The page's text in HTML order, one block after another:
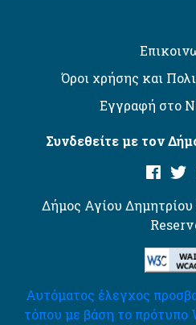
Όροι χρήσης και
Εγγραφή στο
Συνδεθείτε με τον
Δήμος Αγίου
Αυτόματος έλεγχος
τόπου με βάση το πρότυπο